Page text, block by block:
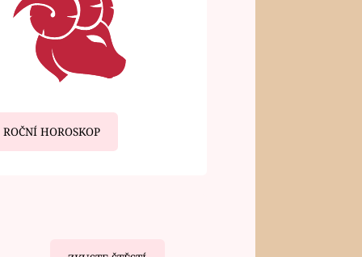
ROČNÍ HOROSKOP